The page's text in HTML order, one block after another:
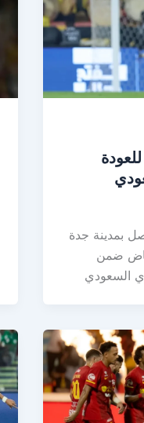
بمدينة جدة
ضمن
السعودي